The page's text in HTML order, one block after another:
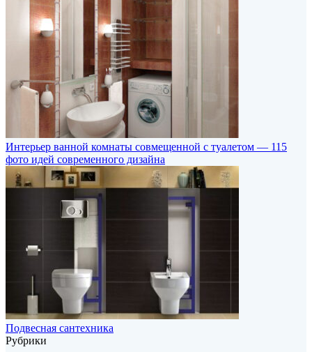
Интерьер ванной комнаты совмещенной с туалетом — 115
фото идей современного дизайна
Подвесная сантехника
Рубрики